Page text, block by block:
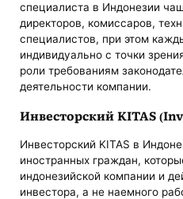
специалиста в Индонезии
директоров, комиссаров,
специалистов, при этом
индивидуально с точки
роли требованиям
деятельности компании.
Инвесторский KITAS
Инвесторский KITAS в
иностранных граждан,
индонезийской компании и
инвестора, а не наемного